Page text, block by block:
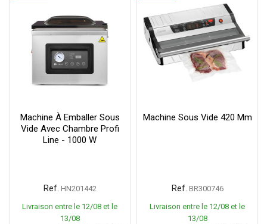
Machine À Emballer Sous
Vide Avec Chambre Profi
Line - 1000 W
Ref. HN201442
Livraison entre le 12/08 et le
13/08
Machine Sous Vide 420 Mm
Ref. BR300746
Livraison entre le 12/08 et le
13/08